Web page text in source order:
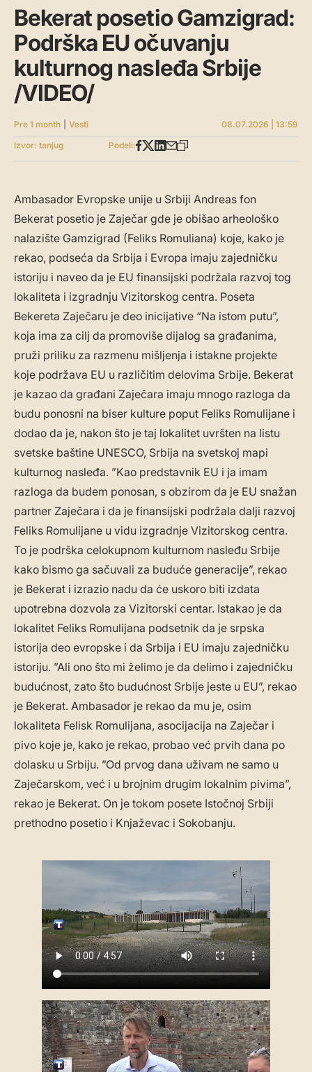
Bekerat posetio Gamzigrad:
Podrška EU očuvanju
kulturnog nasleđa Srbije
/VIDEO/
Pre 1 month Vesti
08.07.2026 | 13:59
Izvor: tanjug
Podeli:
Ambasador Evropske unije u Srbiji Andreas fon
Bekerat posetio je Zaječar gde je obišao arheološko
nalazište Gamzigrad (Feliks Romuliana) koje, kako je
rekao, podseća da Srbija i Evropa imaju zajedničku
istoriju i naveo da je EU finansijski podržala razvoj tog
lokaliteta i izgradnju Vizitorskog centra. Poseta
Bekereta Zaječaru je deo inicijative “Na istom putu”,
koja ima za cilj da promoviše dijalog sa građanima,
pruži priliku za razmenu mišljenja i istakne projekte
koje podržava EU u različitim delovima Srbije. Bekerat
je kazao da građani Zaječara imaju mnogo razloga da
budu ponosni na biser kulture poput Feliks Romulijane i
dodao da je, nakon što je taj lokalitet uvršten na listu
svetske baštine UNESCO, Srbija na svetskoj mapi
kulturnog nasleđa. ”Kao predstavnik EU i ja imam
razloga da budem ponosan, s obzirom da je EU snažan
partner Zaječara i da je finansijski podržala dalji razvoj
Feliks Romulijane u vidu izgradnje Vizitorskog centra.
To je podrška celokupnom kulturnom nasleđu Srbije
kako bismo ga sačuvali za buduće generacije”, rekao
je Bekerat i izrazio nadu da će uskoro biti izdata
upotrebna dozvola za Vizitorski centar. Istakao je da
lokalitet Feliks Romulijana podsetnik da je srpska
istorija deo evropske i da Srbija i EU imaju zajedničku
istoriju. ”Ali ono što mi želimo je da delimo i zajedničku
budućnost, zato što budućnost Srbije jeste u EU”, rekao
je Bekerat. Ambasador je rekao da mu je, osim
lokaliteta Felisk Romulijana, asocijacija na Zaječar i
pivo koje je, kako je rekao, probao već prvih dana po
dolasku u Srbiju. ”Od prvog dana uživam ne samo u
Zaječarskom, već i u brojnim drugim lokalnim pivima”,
rekao je Bekerat. On je tokom posete Istočnoj Srbiji
prethodno posetio i Knjaževac i Sokobanju.